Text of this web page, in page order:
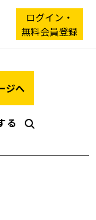
ログイン・
無料会員登録
ジへ
る